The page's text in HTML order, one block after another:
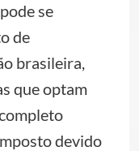
se
de
brasileira,
que optam
devido